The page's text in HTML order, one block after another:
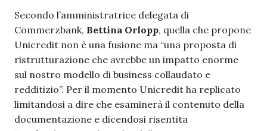
Secondo l’amministratrice delegata di
Commerzbank, Bettina Orlopp, quella che propone
Unicredit non è una fusione ma “una proposta di
ristrutturazione che avrebbe un impatto enorme
sul nostro modello di business collaudato e
redditizio”. Per il momento Unicredit ha replicato
limitandosi a dire che esaminerà il contenuto della
documentazione e dicendosi risentita